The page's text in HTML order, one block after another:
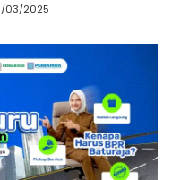
03/2025